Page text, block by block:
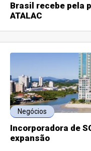
Brasil recebe pela
ATALAC
Negócios
Incorporadora de
expansão